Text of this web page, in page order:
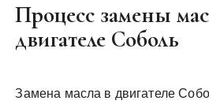
Процесс замены
двигателе Соболь
Замена масла в двигателе